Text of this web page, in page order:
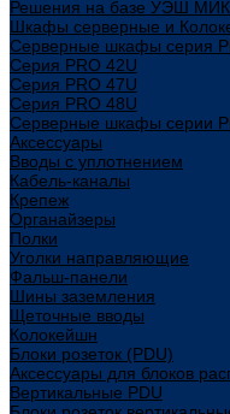
Решения на базе УЭШ
Шкафы серверные и
Серверные шкафы серия
Серия PRO 42U
Серия PRO 47U
Серия PRO 48U
Серверные шкафы серии
Аксессуары
Вводы с уплотнением
Кабель-каналы
Крепеж
Органайзеры
Полки
Уголки направляющие
Фальш-панели
Шины заземления
Щеточные вводы
Колокейшн
Блоки розеток (PDU)
Аксессуары для блоков
Вертикальные PDU